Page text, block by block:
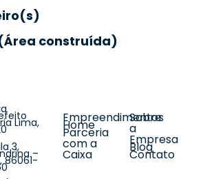
construída)
Lima,
3,
–
86061-
Empreendimentos
Home
Parceria
com a
Caixa
Sobre
a
Empresa
Blog
Contato